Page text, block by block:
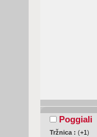
Poggiali
Tržnica : (+1 )